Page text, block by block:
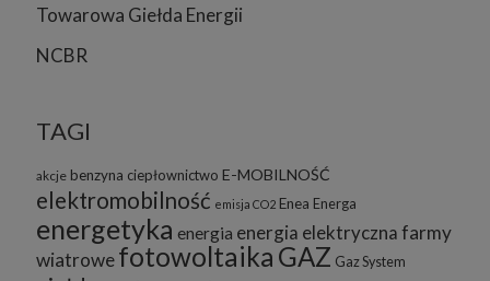
Towarowa Giełda Energii
NCBR
TAGI
akcje benzyna ciepłownictwo E-MOBILNOŚĆ
elektromobilność emisja CO2 Enea Energa
energetyka energia energia elektrycznafarmy
wiatrowefotowoltaika GAZ Gaz System